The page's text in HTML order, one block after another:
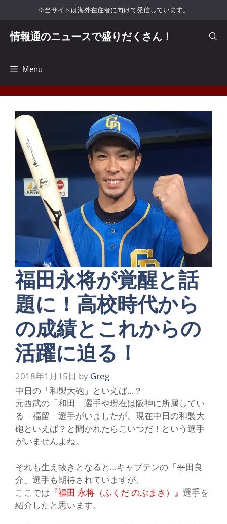
キ
※当サイトは海外在住者に向けて発信しています。
情報通のニュースで盛りだくさん！
Menu
福田永将が覚醒と話
題に！高校時代から
の成績とこれからの
活躍に迫る！
2018年1月15日 by Greg
中日の 「和製大砲」 といえば…？
元西武の 「和田」 選手や現在は阪神に所属してい
る 「福留」 選手がいましたが、現在中日の和製大
砲といえば？と聞かれたらこいつだ！という選手
がいませんよね。
それも生え抜きとなると…キャプテンの 「平田良
介」 選手も期待されていますが、
ここでは 『福田 永将（ふくだ のぶまさ）』 選手を
紹介したと思います。